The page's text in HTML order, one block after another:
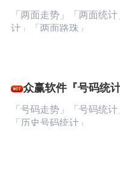
文教程
「两面走势」「两面统
计」「两面路珠」
众赢软件『号码统
文教程
「号码走势」「号码统计
「历史号码统计」